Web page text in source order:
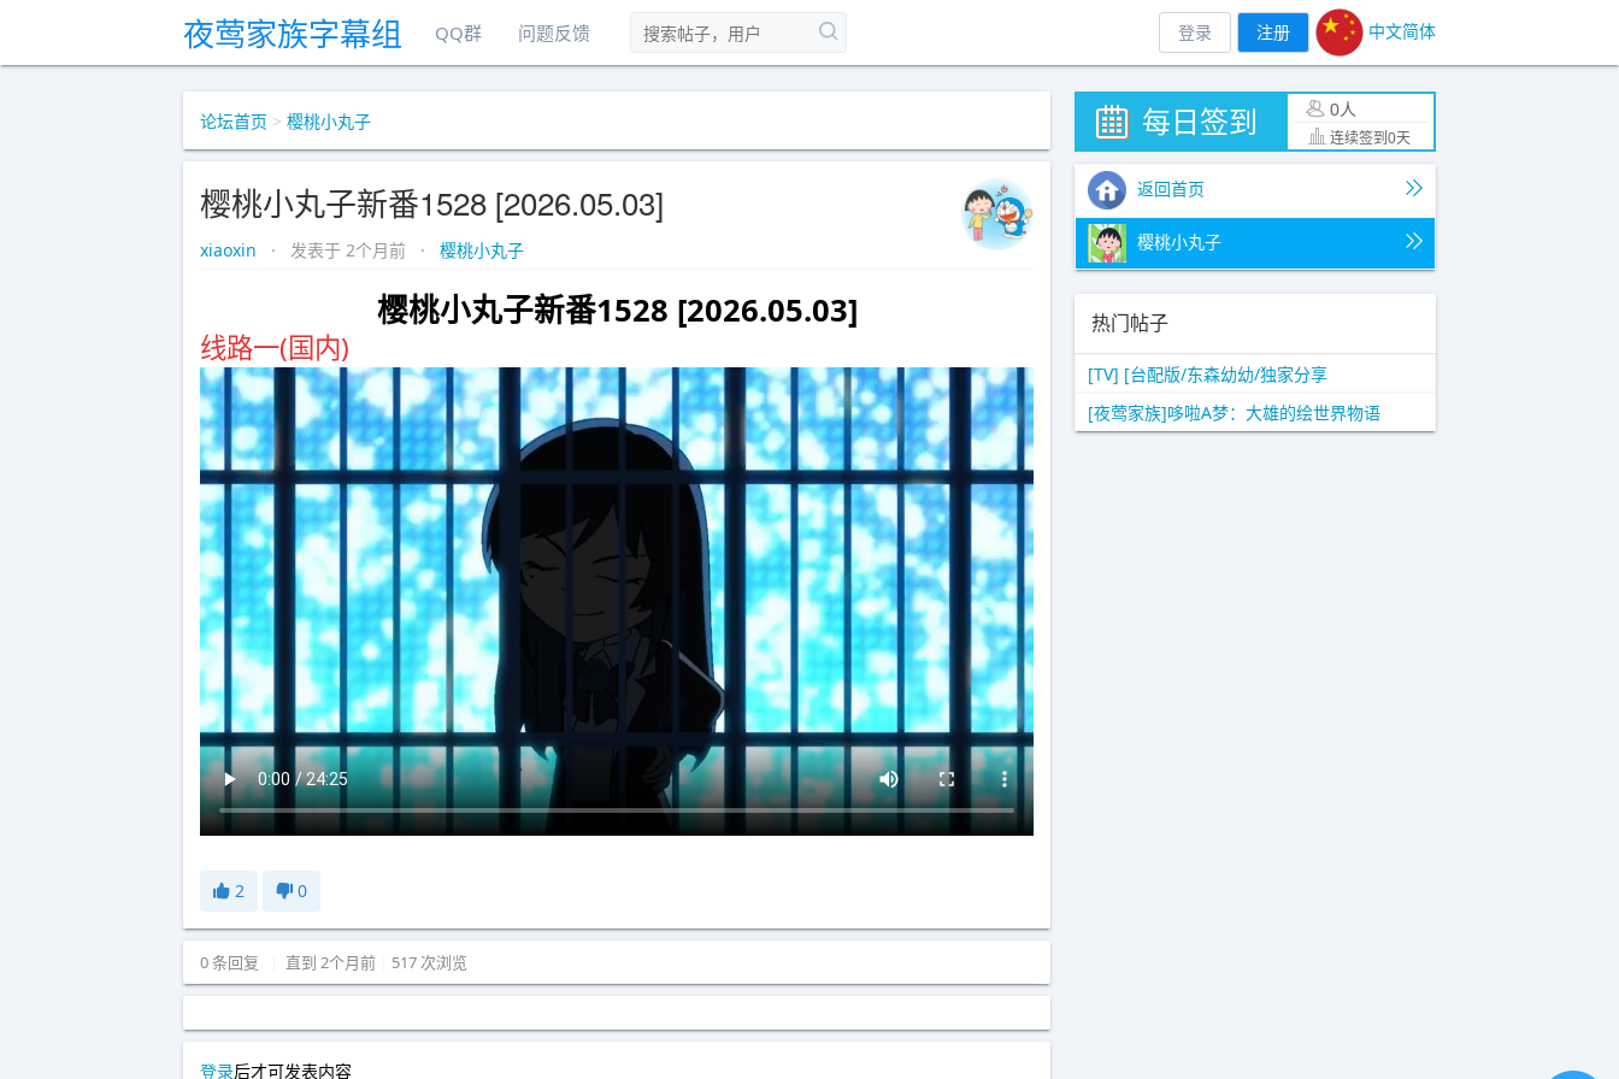
夜莺家族字幕组 QQ群 问题反馈 登录 注册 中文简体
论坛首页 > 樱桃小丸子
樱桃小丸子新番1528 [2026.05.03]
xiaoxin · 发表于 2个月前 · 樱桃小丸子
樱桃小丸子新番1528 [2026.05.03]
线路一(国内)
2 0
0 条回复 直到 2个月前 517 次浏览
登录后才可发表内容
每日签到 0人
连续签到0天
返回首页
樱桃小丸子
热门帖子
[TV] [台配版/东森幼幼/独家分享
[夜莺家族]哆啦A梦：大雄的绘世界物语